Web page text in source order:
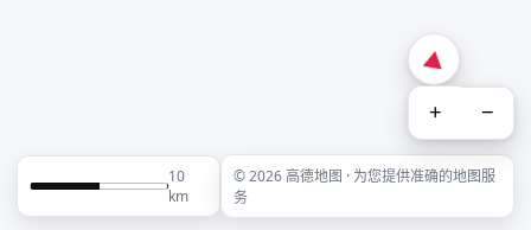
+ −
10
km
© 2026 高德地图 · 为您提供准确的地图服
务